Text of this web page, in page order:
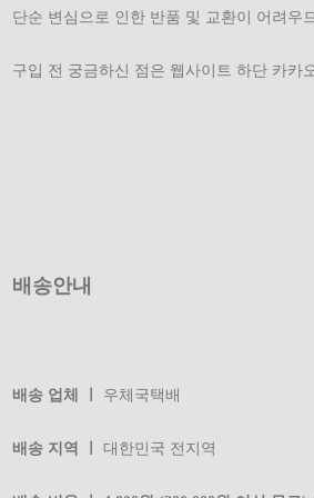
단순 변심으로 인한 반품 및 교환이 어려우
구입 전 궁금하신 점은 웹사이트 하단 카카
배송안내
배송 업체 ㅣ 우체국택배
배송 지역 ㅣ 대한민국 전지역